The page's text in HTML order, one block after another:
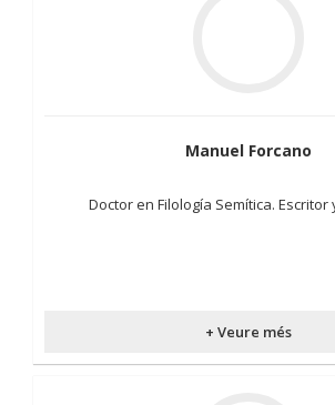
Manuel Forcano
Doctor en Filología Semítica. Escritor
+ Veure més